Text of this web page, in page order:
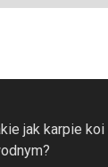
jak karpie